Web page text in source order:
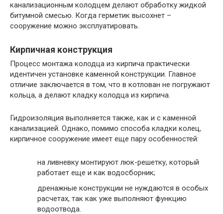
канализационным колодцем делают обработку жидкой
битумной смесью. Когда герметик высохнет –
сооружение можно эксплуатировать.
Кирпичная конструкция
Процесс монтажа колодца из кирпича практически
идентичен установке каменной конструкции. Главное
отличие заключается в том, что в котлован не погружают
кольца, а делают кладку колодца из кирпича.
Гидроизоляция выполняется также, как и с каменной
канализацией. Однако, помимо способа кладки колец,
кирпичное сооружение имеет еще пару особенностей:
на ливневку монтируют люк-решетку, который
работает еще и как водосборник;
дренажные конструкции не нуждаются в особых
расчетах, так как уже выполняют функцию
водоотвода.